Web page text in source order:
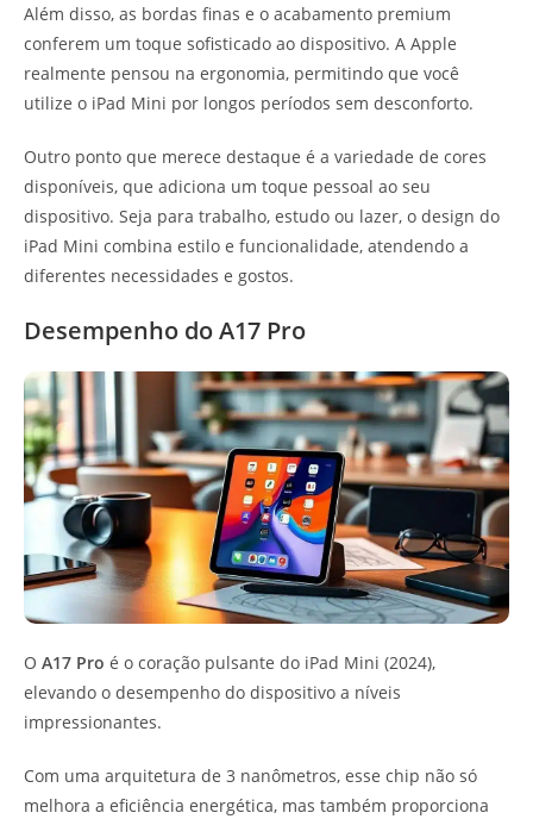
Além disso, as bordas finas e o acabamento premium
conferem um toque sofisticado ao dispositivo. A Apple
realmente pensou na ergonomia, permitindo que você
utilize o iPad Mini por longos períodos sem desconforto.
Outro ponto que merece destaque é a variedade de cores
disponíveis, que adiciona um toque pessoal ao seu
dispositivo. Seja para trabalho, estudo ou lazer, o design do
iPad Mini combina estilo e funcionalidade, atendendo a
diferentes necessidades e gostos.
Desempenho do A17 Pro
O A17 Pro é o coração pulsante do iPad Mini (2024),
elevando o desempenho do dispositivo a níveis
impressionantes.
Com uma arquitetura de 3 nanômetros, esse chip não só
melhora a eficiência energética, mas também proporciona